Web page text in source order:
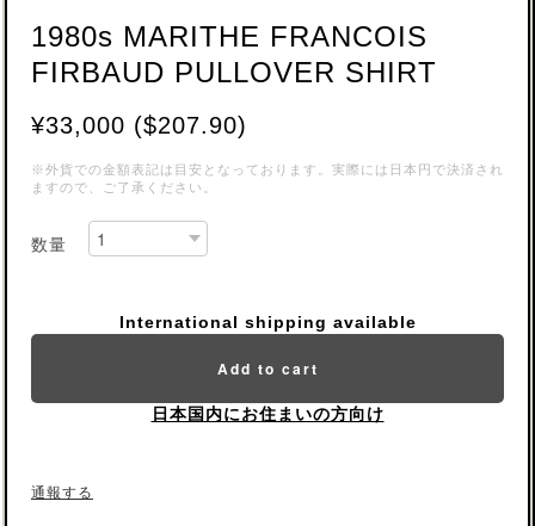
1980s MARITHE FRANCOIS
FIRBAUD PULLOVER SHIRT
¥33,000 ($207.90)
※外貨での金額表記は目安となっております。実際には日本円で決済され
ますので、ご了承ください。
数量
International shipping available
Add to cart
日本国内にお住まいの方向け
通報する